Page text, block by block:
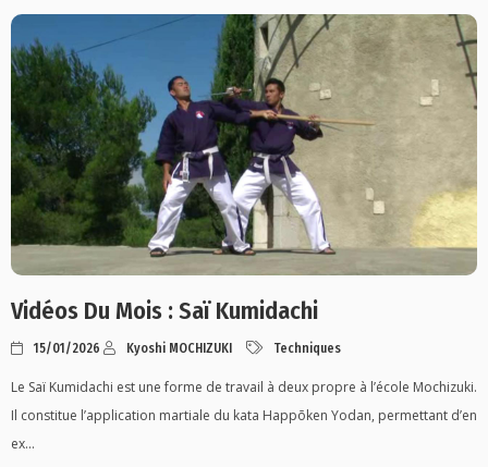
Vidéos Du Mois : Saï Kumidachi
15/01/2026 Kyoshi MOCHIZUKI Techniques
Le Saï Kumidachi est une forme de travail à deux propre à l’école Mochizuki.
Il constitue l’application martiale du kata Happōken Yodan, permettant d’en
ex...